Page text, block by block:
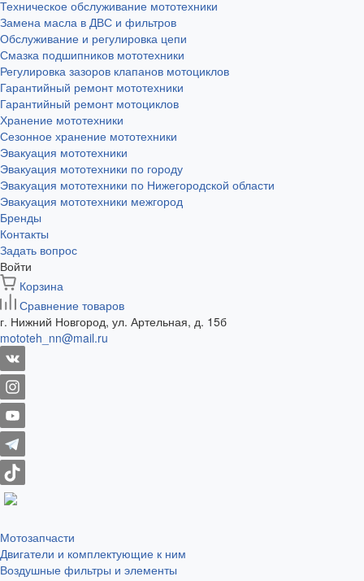
Техническое обслуживание мототехники
Замена масла в ДВС и фильтров
Обслуживание и регулировка цепи
Смазка подшипников мототехники
Регулировка зазоров клапанов мотоциклов
Гарантийный ремонт мототехники
Гарантийный ремонт мотоциклов
Хранение мототехники
Сезонное хранение мототехники
Эвакуация мототехники
Эвакуация мототехники по городу
Эвакуация мототехники по Нижегородской области
Эвакуация мототехники межгород
Бренды
Контакты
Задать вопрос
Войти
Корзина
Сравнение товаров
г. Нижний Новгород, ул. Артельная, д. 15б
mototeh_nn@mail.ru
Мотозапчасти
Двигатели и комплектующие к ним
Воздушные фильтры и элементы